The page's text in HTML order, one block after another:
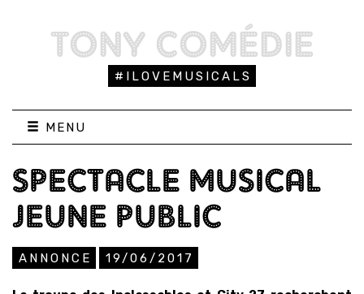
TONY COMÉDIE
#ILOVEMUSICALS
MENU
SPECTACLE MUSICAL
JEUNE PUBLIC
ANNONCE 19/06/2017